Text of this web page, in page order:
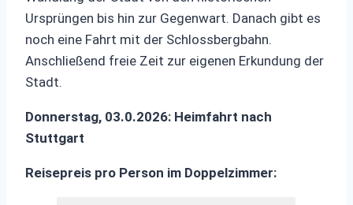
Ursprüngen bis hin zur Gegenwart. Danach gibt es
noch eine Fahrt mit der Schlossbergbahn.
Anschließend freie Zeit zur eigenen Erkundung der
Stadt.
Donnerstag, 03.0.2026: Heimfahrt nach
Stuttgart
Reisepreis pro Person im Doppelzimmer: